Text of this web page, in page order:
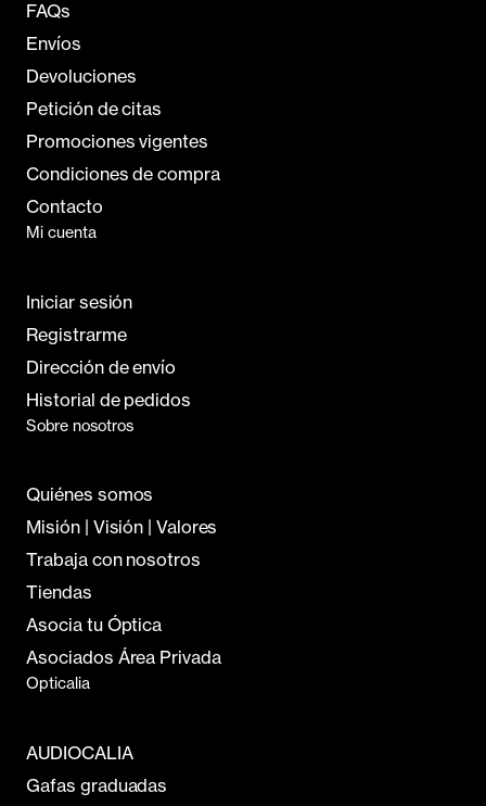
FAQs
Envíos
Devoluciones
Petición de citas
Promociones vigentes
Condiciones de compra
Contacto
Mi cuenta
Iniciar sesión
Registrarme
Dirección de envío
Historial de pedidos
Sobre nosotros
Quiénes somos
Misión | Visión | Valores
Trabaja con nosotros
Tiendas
Asocia tu Óptica
Asociados Área Privada
Opticalia
AUDIOCALIA
Gafas graduadas